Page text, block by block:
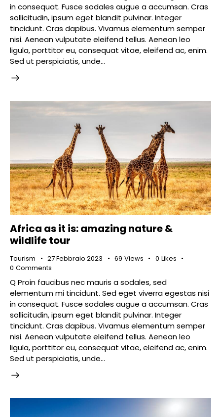
in consequat. Fusce sodales augue a accumsan. Cras
sollicitudin, ipsum eget blandit pulvinar. Integer
tincidunt. Cras dapibus. Vivamus elementum semper
nisi. Aenean vulputate eleifend tellus. Aenean leo
ligula, porttitor eu, consequat vitae, eleifend ac, enim.
Sed ut perspiciatis, unde…
Africa as it is: amazing nature &
wildlife tour
Tourism 27 Febbraio 2023 69 Views 0 Likes
0 Comments
Q Proin faucibus nec mauris a sodales, sed
elementum mi tincidunt. Sed eget viverra egestas nisi
in consequat. Fusce sodales augue a accumsan. Cras
sollicitudin, ipsum eget blandit pulvinar. Integer
tincidunt. Cras dapibus. Vivamus elementum semper
nisi. Aenean vulputate eleifend tellus. Aenean leo
ligula, porttitor eu, consequat vitae, eleifend ac, enim.
Sed ut perspiciatis, unde…